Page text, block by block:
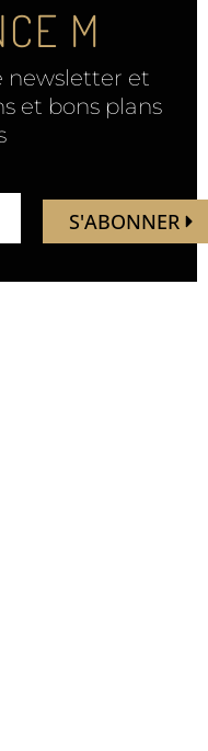
M
newsletter et
et bons plans
S'ABONNER